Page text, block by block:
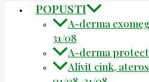
POPUSTI
A-derma
31/08
A-derma protect
Alivit cink,